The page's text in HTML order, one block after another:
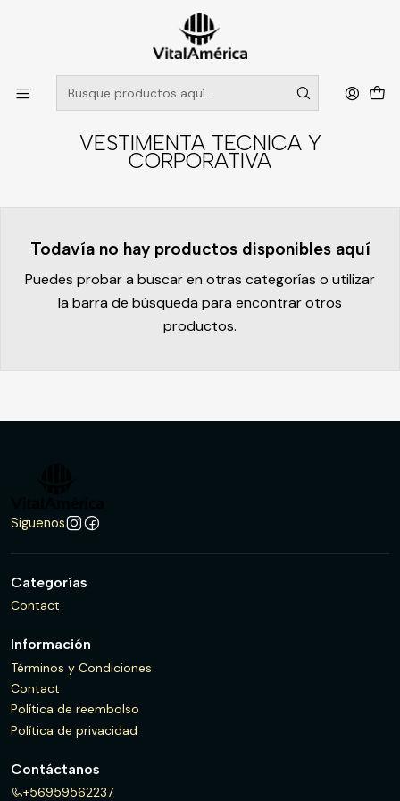
POR SISTEMA FRONTAL SOLO RETIROS EN TIENDA, DESDE
MUCHAS GRACIAS +569 5956 2237
Leer más
Catálogo VESTIMENTA TECNICA Y CORPORATIVA
VESTIMENTA TECNICA Y
CORPORATIVA
Todavía no hay productos disponibles aquí
Puedes probar a buscar en otras categorías o utilizar
la barra de búsqueda para encontrar otros
productos.
Síguenos
Categorías
Contact
Información
Términos y Condiciones
Contact
Política de reembolso
Política de privacidad
Contáctanos
+56959562237